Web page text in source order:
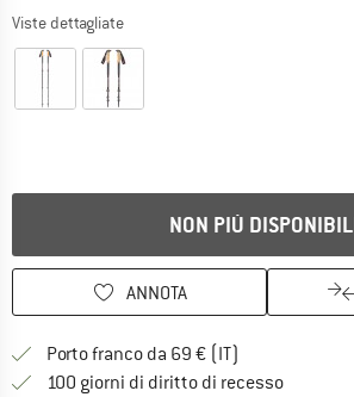
Viste dettagliate
NON PIÙ
ANNOTA
Porto franco da 69 € (IT)
100 giorni di diritto di recessoVai alla